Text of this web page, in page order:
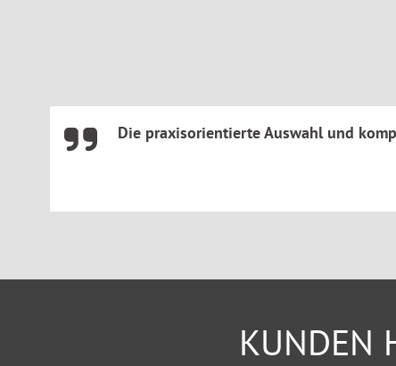
Finanzämter, Steuerberatung, Unternehmensberatung,
Schuldnerberatung, Schuldner, Insolvenzverwaltung,
Hochschulen.
Die praxisorientierte Auswahl und
KUNDEN